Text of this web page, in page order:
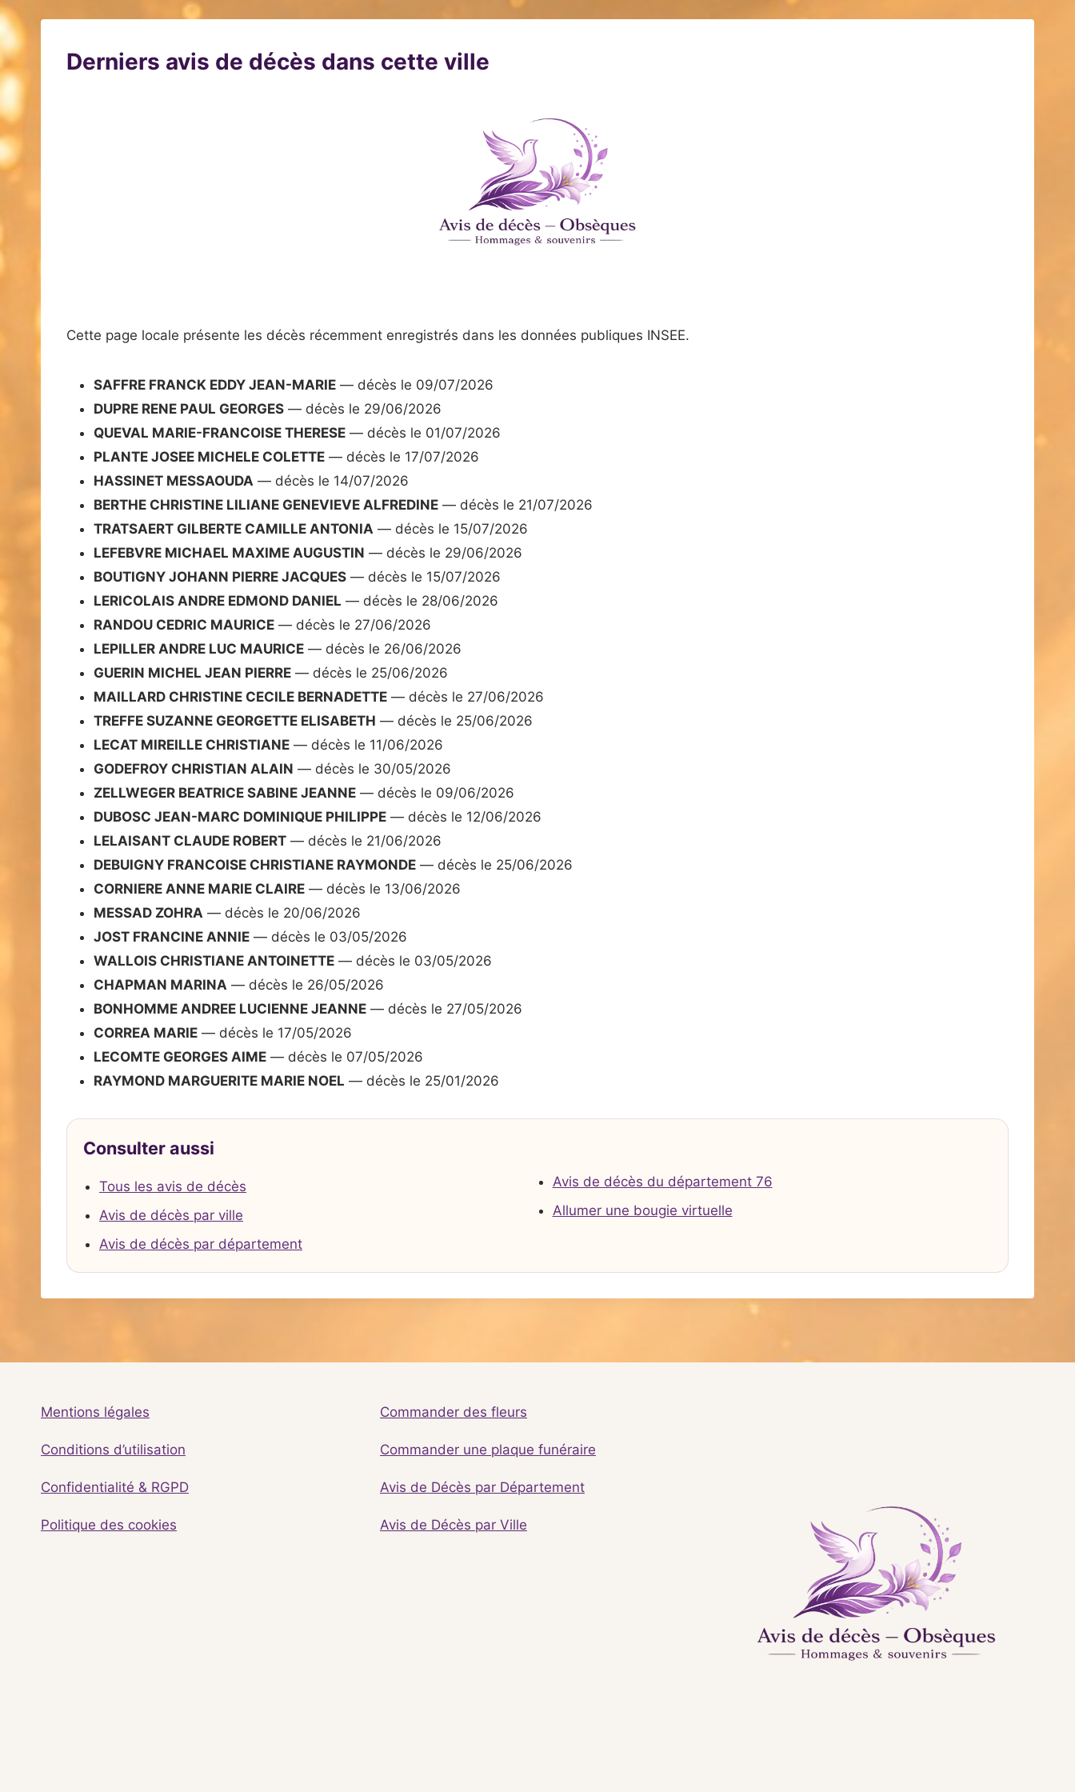
Derniers avis de décès dans cette ville
Cette page locale présente les décès récemment enregistrés dans les données publiques INSEE.
SAFFRE FRANCK EDDY JEAN-MARIE — décès le 09/07/2026
DUPRE RENE PAUL GEORGES — décès le 29/06/2026
QUEVAL MARIE-FRANCOISE THERESE — décès le 01/07/2026
PLANTE JOSEE MICHELE COLETTE — décès le 17/07/2026
HASSINET MESSAOUDA — décès le 14/07/2026
BERTHE CHRISTINE LILIANE GENEVIEVE ALFREDINE — décès le 21/07/2026
TRATSAERT GILBERTE CAMILLE ANTONIA — décès le 15/07/2026
LEFEBVRE MICHAEL MAXIME AUGUSTIN — décès le 29/06/2026
BOUTIGNY JOHANN PIERRE JACQUES — décès le 15/07/2026
LERICOLAIS ANDRE EDMOND DANIEL — décès le 28/06/2026
RANDOU CEDRIC MAURICE — décès le 27/06/2026
LEPILLER ANDRE LUC MAURICE — décès le 26/06/2026
GUERIN MICHEL JEAN PIERRE — décès le 25/06/2026
MAILLARD CHRISTINE CECILE BERNADETTE — décès le 27/06/2026
TREFFE SUZANNE GEORGETTE ELISABETH — décès le 25/06/2026
LECAT MIREILLE CHRISTIANE — décès le 11/06/2026
GODEFROY CHRISTIAN ALAIN — décès le 30/05/2026
ZELLWEGER BEATRICE SABINE JEANNE — décès le 09/06/2026
DUBOSC JEAN-MARC DOMINIQUE PHILIPPE — décès le 12/06/2026
LELAISANT CLAUDE ROBERT — décès le 21/06/2026
DEBUIGNY FRANCOISE CHRISTIANE RAYMONDE — décès le 25/06/2026
CORNIERE ANNE MARIE CLAIRE — décès le 13/06/2026
MESSAD ZOHRA — décès le 20/06/2026
JOST FRANCINE ANNIE — décès le 03/05/2026
WALLOIS CHRISTIANE ANTOINETTE — décès le 03/05/2026
CHAPMAN MARINA — décès le 26/05/2026
BONHOMME ANDREE LUCIENNE JEANNE — décès le 27/05/2026
CORREA MARIE — décès le 17/05/2026
LECOMTE GEORGES AIME — décès le 07/05/2026
RAYMOND MARGUERITE MARIE NOEL — décès le 25/01/2026
Consulter aussi
Tous les avis de décès
Avis de décès par ville
Avis de décès par département
Avis de décès du département 76
Allumer une bougie virtuelle
Mentions légales
Conditions d’utilisation
Confidentialité & RGPD
Politique des cookies
Commander des fleurs
Commander une plaque funéraire
Avis de Décès par Département
Avis de Décès par Ville